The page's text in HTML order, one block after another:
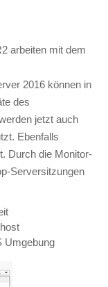
arbeiten mit dem
2016 können in
des
jetzt auch
Ebenfalls
Durch die Monitor-
Serversitzungen
Umgebung